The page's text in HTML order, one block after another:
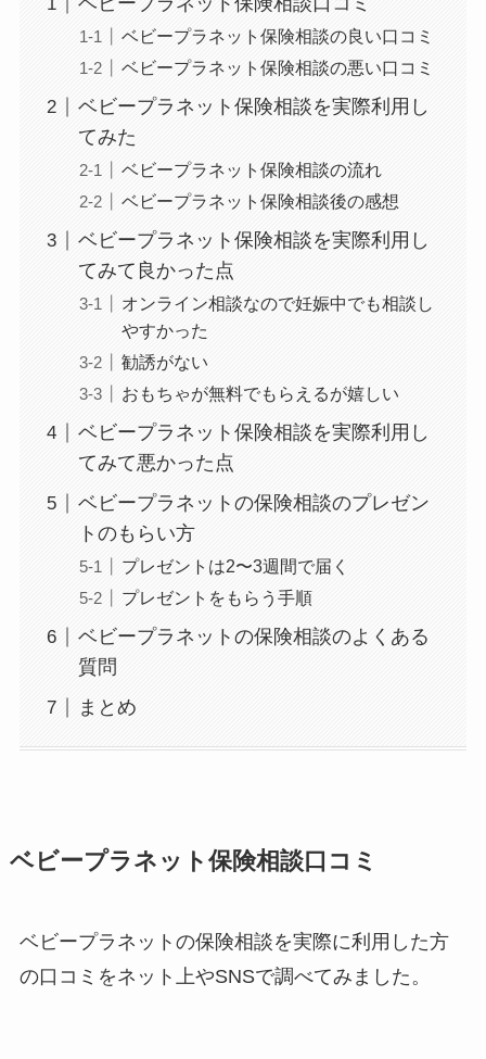
ベビープラネット保険相談の良い口コミ
ベビープラネット保険相談の悪い口コミ
ベビープラネット保険相談を実際利用し
てみた
ベビープラネット保険相談の流れ
ベビープラネット保険相談後の感想
ベビープラネット保険相談を実際利用し
てみて良かった点
オンライン相談なので妊娠中でも相談し
やすかった
勧誘がない
おもちゃが無料でもらえるが嬉しい
ベビープラネット保険相談を実際利用し
てみて悪かった点
ベビープラネットの保険相談のプレゼン
トのもらい方
プレゼントは2〜3週間で届く
プレゼントをもらう手順
ベビープラネットの保険相談のよくある
質問
まとめ
ベビープラネット保険相談口コミ
ベビープラネットの保険相談を実際に利用した方
の口コミをネット上やSNSで調べてみました。